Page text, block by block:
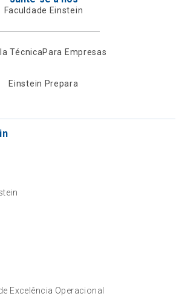
Faculdade Einstein
TécnicaPara Empresas
Einstein Prepara
Excelência Operacional